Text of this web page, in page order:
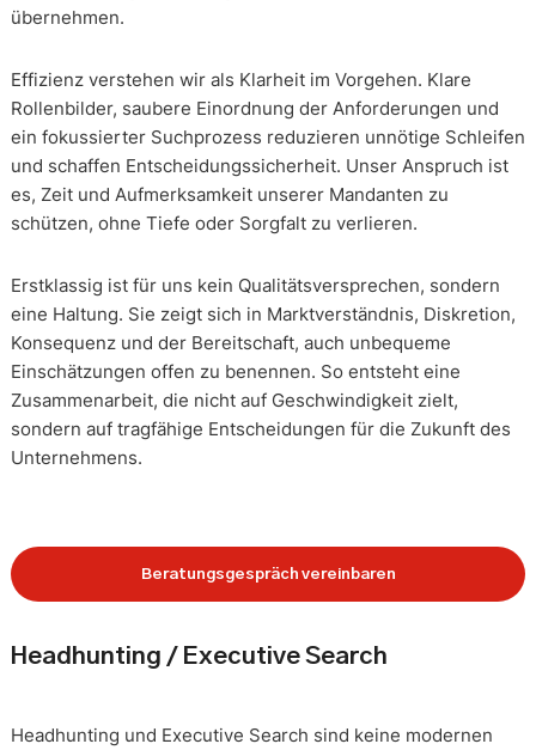
übernehmen.
Effizienz verstehen wir als Klarheit im Vorgehen. Klare
Rollenbilder, saubere Einordnung der Anforderungen und
ein fokussierter Suchprozess reduzieren unnötige Schleifen
und schaffen Entscheidungssicherheit. Unser Anspruch ist
es, Zeit und Aufmerksamkeit unserer Mandanten zu
schützen, ohne Tiefe oder Sorgfalt zu verlieren.
Erstklassig ist für uns kein Qualitätsversprechen, sondern
eine Haltung. Sie zeigt sich in Marktverständnis, Diskretion,
Konsequenz und der Bereitschaft, auch unbequeme
Einschätzungen offen zu benennen. So entsteht eine
Zusammenarbeit, die nicht auf Geschwindigkeit zielt,
sondern auf tragfähige Entscheidungen für die Zukunft des
Unternehmens.
Beratungsgespräch vereinbaren
Headhunting / Executive Search
Headhunting und Executive Search sind keine modernen